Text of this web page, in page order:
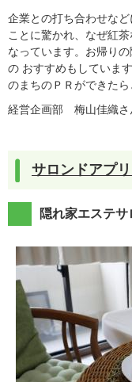
企業との打ち合わせな
ことに驚かれ、なぜ紅
なっています。お帰り
の おすすめもしていま
のまちのＰＲができたら
経営企画部 梅山佳織さ
サロンドアプ
隠れ家エステサ